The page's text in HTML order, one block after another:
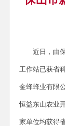
近日，由
工作站已获省
金蜂蜂业有限
恒益东山农业
家单位均获得